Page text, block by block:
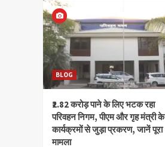
BLOG
₹2.82 करोड़ पाने के लिए भटक रहा
परिवहन निगम, पीएम और गृह मंत्री के
कार्यक्रमों से जुड़ा प्रकरण, जानें पूरा
मामला